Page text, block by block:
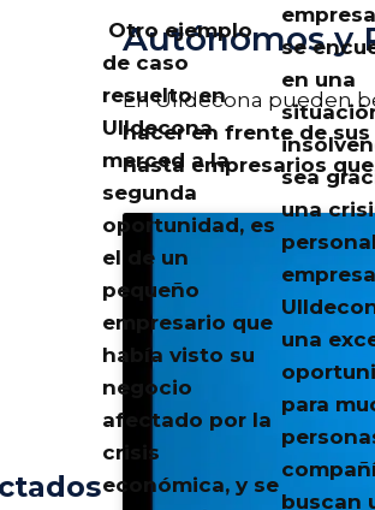
Autónomos y
En Ulldecona pueden
hacer en frente de sus
hasta empresarios
Otro ejemplo
de caso
resuelto en
Ulldecona
merced a la
segunda
oportunidad, es
el de un
pequeño
empresario que
había visto su
negocio
afectado por la
crisis
económica, y se
se
en una
sea
una
una
para
buscan